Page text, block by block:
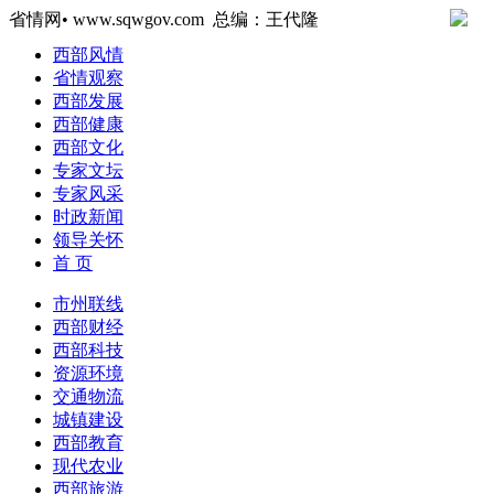
省情网• www.sqwgov.com 总编：王代隆
西部风情
省情观察
西部发展
西部健康
西部文化
专家文坛
专家风采
时政新闻
领导关怀
首 页
市州联线
西部财经
西部科技
资源环境
交通物流
城镇建设
西部教育
现代农业
西部旅游